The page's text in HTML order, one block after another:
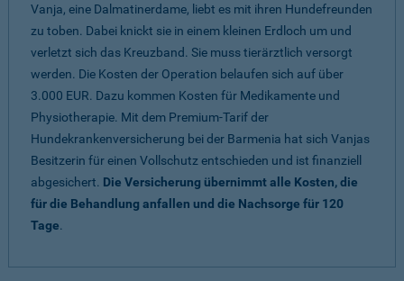
Vanja, eine Dalmatinerdame, liebt es mit ihren Hundefreunden
zu toben. Dabei knickt sie in einem kleinen Erdloch um und
verletzt sich das Kreuzband. Sie muss tierärztlich versorgt
werden. Die Kosten der Operation belaufen sich auf über
3.000 EUR. Dazu kommen Kosten für Medikamente und
Physiotherapie. Mit dem Premium-Tarif der
Hundekrankenversicherung bei der Barmenia hat sich Vanjas
Besitzerin für einen Vollschutz entschieden und ist finanziell
abgesichert. Die Versicherung übernimmt alle Kosten, die
für die Behandlung anfallen und die Nachsorge für 120
Tage.